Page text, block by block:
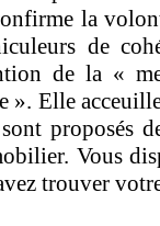
la
de
de la «
». Elle
proposés
Vous
trouver